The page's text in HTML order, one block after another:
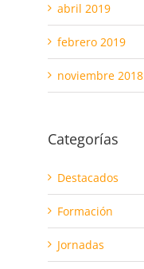
abril 2019
febrero 2019
noviembre 2018
Categorías
Destacados
Formación
Jornadas